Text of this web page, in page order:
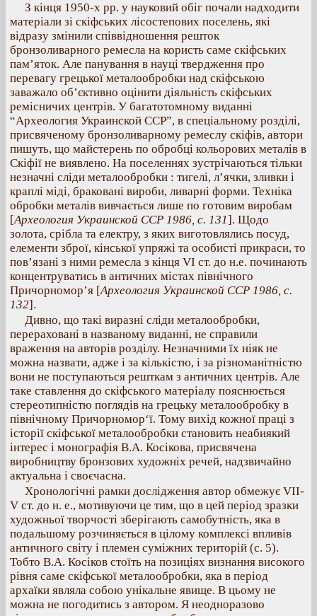
З кінця 1950-х рр. у науковий обіг почали надходити
матеріали зі скіфських лісостепових поселень, які
відразу змінили співвідношення решток
бронзоливарного ремесла на користь саме скіфських
пам’яток. Але панування в науці твердження про
перевагу грецької металообробки над скіфською
заважало об’єктивно оцінити діяльність скіфських
ремісничих центрів. У багатотомному виданні
“Археология Украинской ССР”, в спеціальному розділі,
присвяченому бронзоливарному ремеслу скіфів, автори
пишуть, що майстерень по обробці кольорових металів в
Скіфії не виявлено. На поселеннях зустрічаються тільки
незначні сліди металообробки : тигелі, л’ячки, зливки і
краплі міді, браковані вироби, ливарні форми. Техніка
обробки металів вивчається лише по готовим виробам
[Археология Украинской ССР 1986, с. 131]. Щодо
золота, срібла та електру, з яких виготовлялись посуд,
елементи зброї, кінської упряжі та особисті прикраси, то
пов’язані з ними ремесла з кінця VI ст. до н.е. починають
концентруватись в античних містах північного
Причорномор’я [Археология Украинской ССР 1986, с.
132].
Дивно, що такі виразні сліди металообробки,
перераховані в названому виданні, не справили
враження на авторів розділу. Незначними їх ніяк не
можна назвати, адже і за кількістю, і за різноманітністю
вони не поступаються решткам з античних центрів. Але
таке ставлення до скіфського матеріалу пояснюється
стереотипністю поглядів на грецьку металообробку в
північному Причорномор‘ї. Тому вихід кожної праці з
історії скіфської металообробки становить неабиякий
інтерес і монографія В.А. Косікова, присвячена
виробництву бронзових художніх речей, надзвичайно
актуальна і своєчасна.
Хронологічні рамки дослідження автор обмежує VII-
V ст. до н. е., мотивуючи це тим, що в цей період зразки
художньої творчості зберігають самобутність, яка в
подальшому розчиняється в цілому комплексі впливів
античного світу і племен суміжних територій (с. 5).
Тобто В.А. Косіков стоїть на позиціях визнання високого
рівня саме скіфської металообробки, яка в період
архаїки являла собою унікальне явище. В цьому не
можна не погодитись з автором. Я неодноразово